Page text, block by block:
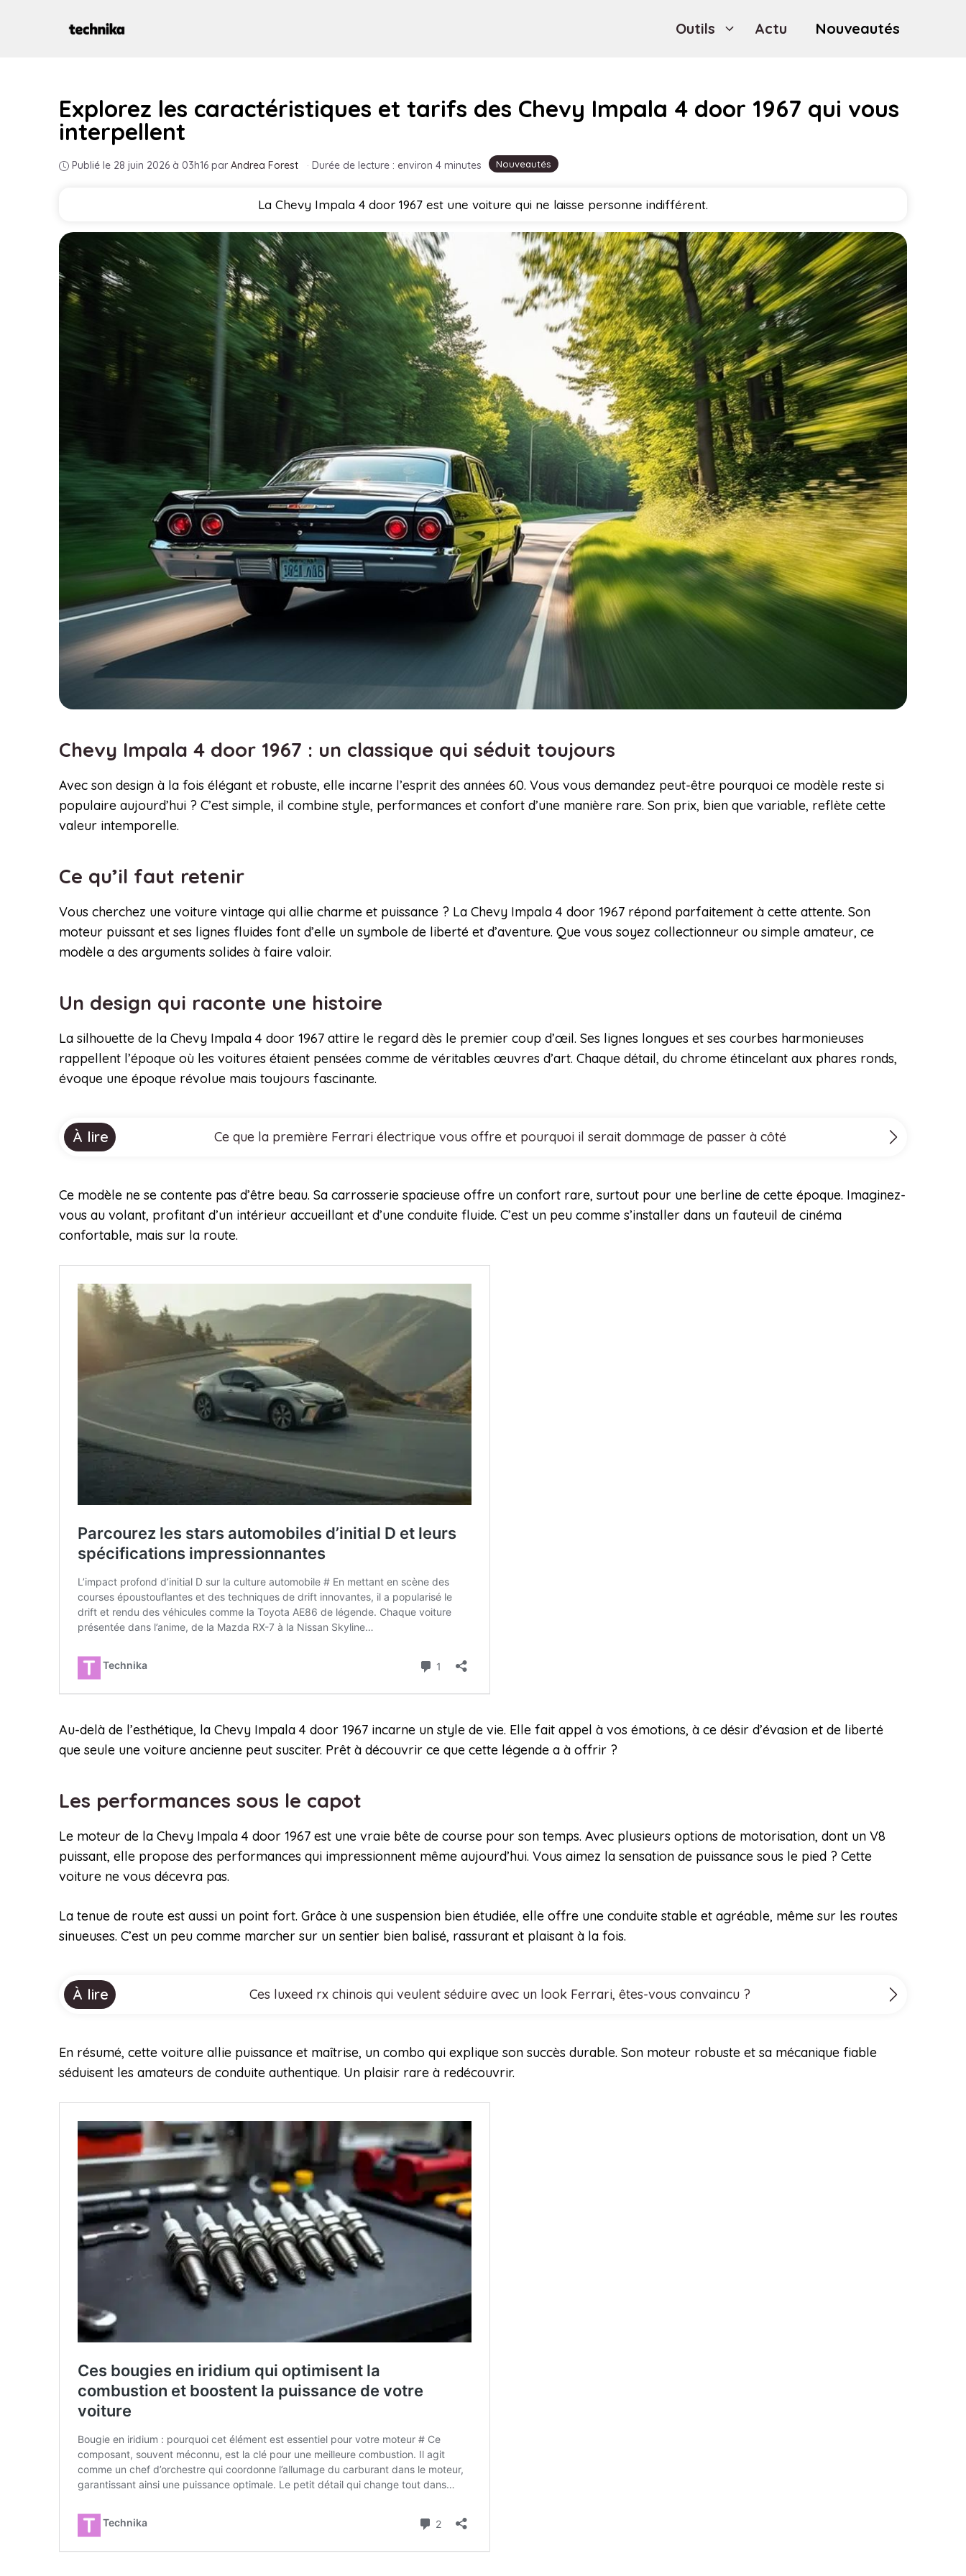
Outils Actu Nouveautés
Nouveautés
Explorez les caractéristiques et tarifs des Chevy Impala 4 door 1967 qui vous
interpellent
Publié le 28 juin 2026 à 03h16 par Andrea Forest · Durée de lecture : environ 4 minutes
La Chevy Impala 4 door 1967 est une voiture qui ne laisse personne indifférent.
Chevy Impala 4 door 1967 : un classique qui séduit toujours
Avec son design à la fois élégant et robuste, elle incarne l’esprit des années 60. Vous vous demandez peut-être pourquoi ce modèle reste si
populaire aujourd’hui ? C’est simple, il combine style, performances et confort d’une manière rare. Son prix, bien que variable, reflète cette
valeur intemporelle.
Ce qu’il faut retenir
Vous cherchez une voiture vintage qui allie charme et puissance ? La Chevy Impala 4 door 1967 répond parfaitement à cette attente. Son
moteur puissant et ses lignes fluides font d’elle un symbole de liberté et d’aventure. Que vous soyez collectionneur ou simple amateur, ce
modèle a des arguments solides à faire valoir.
Un design qui raconte une histoire
La silhouette de la Chevy Impala 4 door 1967 attire le regard dès le premier coup d’œil. Ses lignes longues et ses courbes harmonieuses
rappellent l’époque où les voitures étaient pensées comme de véritables œuvres d’art. Chaque détail, du chrome étincelant aux phares ronds,
évoque une époque révolue mais toujours fascinante.
À lire Ce que la première Ferrari électrique vous offre et pourquoi il serait dommage de passer à côté
Ce modèle ne se contente pas d’être beau. Sa carrosserie spacieuse offre un confort rare, surtout pour une berline de cette époque. Imaginez-
vous au volant, profitant d’un intérieur accueillant et d’une conduite fluide. C’est un peu comme s’installer dans un fauteuil de cinéma
confortable, mais sur la route.
Au-delà de l’esthétique, la Chevy Impala 4 door 1967 incarne un style de vie. Elle fait appel à vos émotions, à ce désir d’évasion et de liberté
que seule une voiture ancienne peut susciter. Prêt à découvrir ce que cette légende a à offrir ?
Les performances sous le capot
Le moteur de la Chevy Impala 4 door 1967 est une vraie bête de course pour son temps. Avec plusieurs options de motorisation, dont un V8
puissant, elle propose des performances qui impressionnent même aujourd’hui. Vous aimez la sensation de puissance sous le pied ? Cette
voiture ne vous décevra pas.
La tenue de route est aussi un point fort. Grâce à une suspension bien étudiée, elle offre une conduite stable et agréable, même sur les routes
sinueuses. C’est un peu comme marcher sur un sentier bien balisé, rassurant et plaisant à la fois.
À lire Ces luxeed rx chinois qui veulent séduire avec un look Ferrari, êtes-vous convaincu ?
En résumé, cette voiture allie puissance et maîtrise, un combo qui explique son succès durable. Son moteur robuste et sa mécanique fiable
séduisent les amateurs de conduite authentique. Un plaisir rare à redécouvrir.